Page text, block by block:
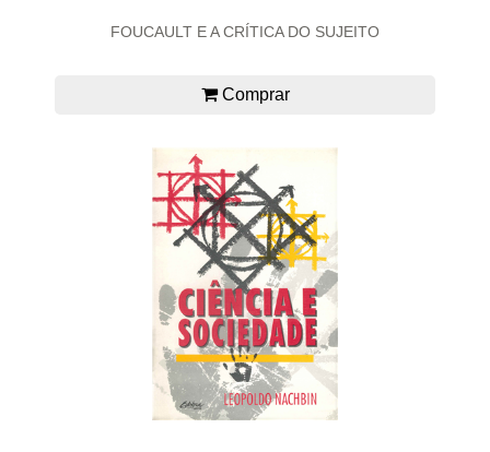
FOUCAULT E A CRÍTICA DO SUJEITO
Comprar